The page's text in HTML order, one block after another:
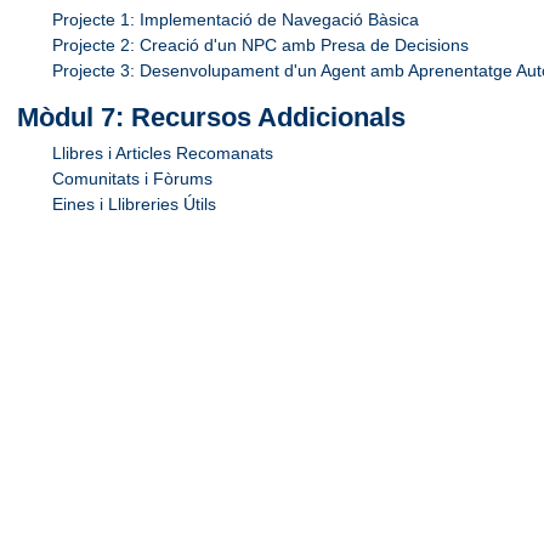
Projecte 1: Implementació de Navegació Bàsica
Projecte 2: Creació d'un NPC amb Presa de Decisions
Projecte 3: Desenvolupament d'un Agent amb Aprenentatge
Mòdul 7: Recursos Addicionals
Llibres i Articles Recomanats
Comunitats i Fòrums
Eines i Llibreries Útils